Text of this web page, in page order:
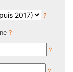
?
?
?